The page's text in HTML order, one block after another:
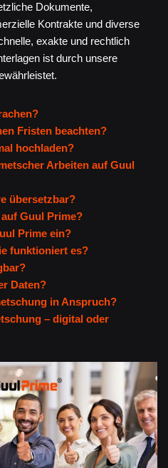
Dokumente,
Kontrakte und diverse
exakte und rechtlich
ist durch unsere
Fristen beachten?
hochladen?
Arbeiten auf Guul
übersetzbar?
Guul Prime?
Prime ein?
funktioniert es?
Daten?
in Anspruch?
– digital oder